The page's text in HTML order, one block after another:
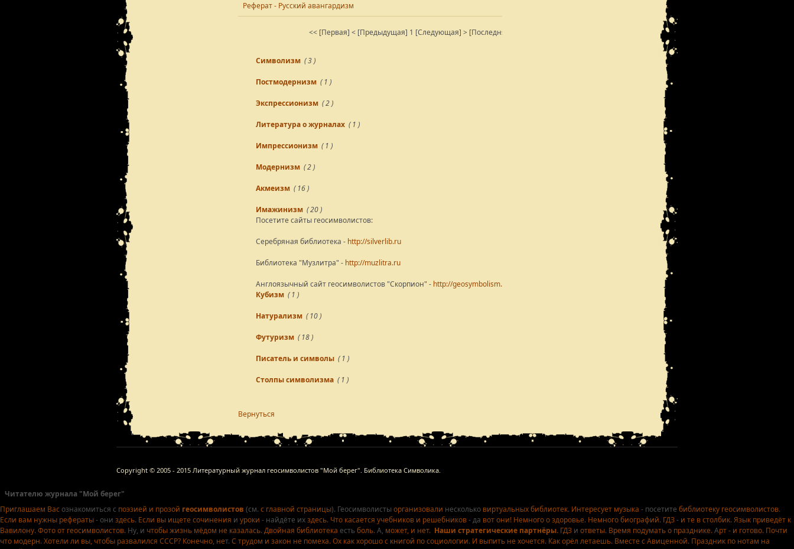
Реферат - Русский авангардизм
<< [Первая] < [Предыдущая] 1 [Следующая] > [Последняя] >>
Символизм ( 3 )
Постмодернизм ( 1 )
Экспрессионизм ( 2 )
Литература о журналах ( 1 )
Импрессионизм ( 1 )
Модернизм ( 2 )
Акмеизм ( 16 )
Имажинизм ( 20 )
Посетите сайты геосимволистов:
Серебряная библиотека - http://silverlib.ru
Библиотека "Музлитра" - http://muzlitra.ru
Англоязычный сайт геосимволистов "Скорпион" - http://geosymbolism.com
Кубизм ( 1 )
Натурализм ( 10 )
Футуризм ( 18 )
Писатель и символы ( 1 )
Столпы символизма ( 1 )
Вернуться
Copyright © 2005 - 2015 Литературный журнал геосимволистов "Мой берег". Библиотека Символика.
Читателю журнала "Мой берег"
Приглашаем Васознакомиться с поэзией и прозой геосимволистов (см. с главной страницы). Геосимволистыорганизовали несколько виртуальных библиотек. Интересует музыка - посетите библиотеку геосимволистов.
Если вам нужны рефераты- они здесь. Если вы ищете сочинения и уроки - найдёте ихздесь. Что касается учебников и решебников- да вот они! Немного о здоровье. Немного биографий. ГДЗ- и те в столбик. Язык приведёт к
Вавилону. Фото от геосимволистов. Ну, и чтобы жизнь мёдом не казалась. Двойная библиотека естьболь. А, может, и нет. Наши стратегические партнёры. ГДЗ и ответы. Время подумать о празднике.Арт - и готово. Почти
что модерн. Хотели ли вы, чтобы развалился СССР? Конечно, нет. С трудом и закон не помеха.Ох как хорошос книгой по социологии. И выпить не хочется. Как орёл летаешь. Вместе с Авиценной. Праздник по нотам на